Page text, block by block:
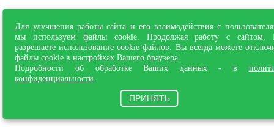
Для улучшения работы сайта и его взаимодействия с
мы используем файлы cookie. Продолжая работу с сайтом,
разрешаете использование cookie-файлов. Вы всегда можете
файлы cookie в настройках Вашего браузера.
Подробности об обработке Ваших данных - в
конфиденциальности
ПРИНЯТЬ